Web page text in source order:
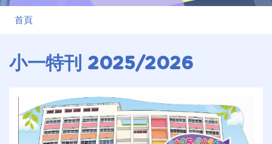
導
連
首頁
小一特刊 2025/2026